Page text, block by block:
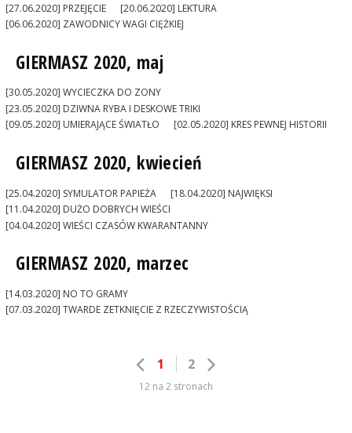
[27.06.2020] PRZEJĘCIE
[20.06.2020] LEKTURA
[06.06.2020] ZAWODNICY WAGI CIĘŻKIEJ
GIERMASZ 2020, maj
[30.05.2020] WYCIECZKA DO ZONY
[23.05.2020] DZIWNA RYBA I DESKOWE TRIKI
[09.05.2020] UMIERAJĄCE ŚWIATŁO
[02.05.2020] KRES PEWNEJ HISTORII
GIERMASZ 2020, kwiecień
[25.04.2020] SYMULATOR PAPIEŻA
[18.04.2020] NAJWIĘKSI
[11.04.2020] DUŻO DOBRYCH WIEŚCI
[04.04.2020] WIEŚCI CZASÓW KWARANTANNY
GIERMASZ 2020, marzec
[14.03.2020] NO TO GRAMY
[07.03.2020] TWARDE ZETKNIĘCIE Z RZECZYWISTOŚCIĄ
1 2
12 na 2 stronach